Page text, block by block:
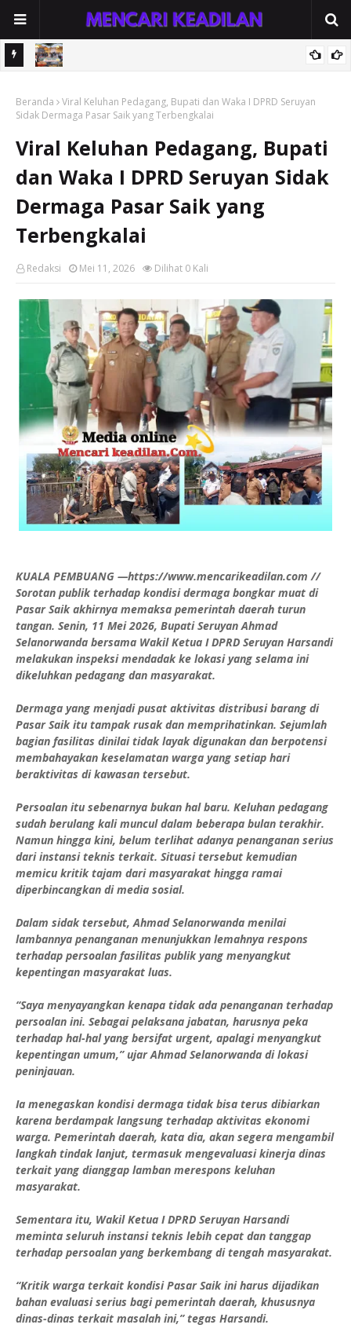
Dibuka, Bupati Ahmad Selanorwanda: Mari Bersama Berkarya
untuk Seruyan Sejahtera
Beranda
Viral Keluhan Pedagang, Bupati dan Waka I DPRD Seruyan
Sidak Dermaga Pasar Saik yang Terbengkalai
Viral Keluhan Pedagang, Bupati
dan Waka I DPRD Seruyan Sidak
Dermaga Pasar Saik yang
Terbengkalai
Redaksi Dilihat 0 Kali
Mei 11, 2026
KUALA PEMBUANG —https://www.mencarikeadilan.com //
Sorotan publik terhadap kondisi dermaga bongkar muat di
Pasar Saik akhirnya memaksa pemerintah daerah turun
tangan. Senin, 11 Mei 2026, Bupati Seruyan Ahmad
Selanorwanda bersama Wakil Ketua I DPRD Seruyan Harsandi
melakukan inspeksi mendadak ke lokasi yang selama ini
dikeluhkan pedagang dan masyarakat.
Dermaga yang menjadi pusat aktivitas distribusi barang di
Pasar Saik itu tampak rusak dan memprihatinkan. Sejumlah
bagian fasilitas dinilai tidak layak digunakan dan berpotensi
membahayakan keselamatan warga yang setiap hari
beraktivitas di kawasan tersebut.
Persoalan itu sebenarnya bukan hal baru. Keluhan pedagang
sudah berulang kali muncul dalam beberapa bulan terakhir.
Namun hingga kini, belum terlihat adanya penanganan serius
dari instansi teknis terkait. Situasi tersebut kemudian
memicu kritik tajam dari masyarakat hingga ramai
diperbincangkan di media sosial.
Dalam sidak tersebut, Ahmad Selanorwanda menilai
lambannya penanganan menunjukkan lemahnya respons
terhadap persoalan fasilitas publik yang menyangkut
kepentingan masyarakat luas.
“Saya menyayangkan kenapa tidak ada penanganan terhadap
persoalan ini. Sebagai pelaksana jabatan, harusnya peka
terhadap hal-hal yang bersifat urgent, apalagi menyangkut
kepentingan umum,” ujar Ahmad Selanorwanda di lokasi
peninjauan.
Ia menegaskan kondisi dermaga tidak bisa terus dibiarkan
karena berdampak langsung terhadap aktivitas ekonomi
warga. Pemerintah daerah, kata dia, akan segera mengambil
langkah tindak lanjut, termasuk mengevaluasi kinerja dinas
terkait yang dianggap lamban merespons keluhan
masyarakat.
Sementara itu, Wakil Ketua I DPRD Seruyan Harsandi
meminta seluruh instansi teknis lebih cepat dan tanggap
terhadap persoalan yang berkembang di tengah masyarakat.
“Kritik warga terkait kondisi Pasar Saik ini harus dijadikan
bahan evaluasi serius bagi pemerintah daerah, khususnya
dinas-dinas terkait masalah ini,” tegas Harsandi.